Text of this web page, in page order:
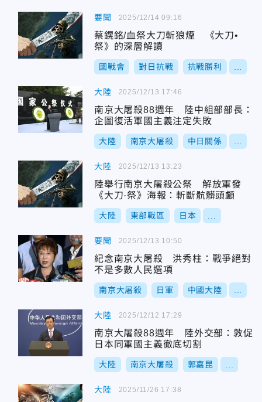
要聞
蔡鎤銘/血祭大刀斬狼煙 《大刀•
祭》的深層解讀
國戰會 對日抗戰 抗戰勝利
2025/12/14 09:16
大陸
南京大屠殺88週年 陸中組部部長：
企圖復活軍國主義注定失敗
大陸 南京大屠殺 中日關係
2025/12/13 17:46
大陸
陸舉行南京大屠殺公祭 解放軍發
《大刀·祭》海報：斬斷骯髒頭顱
大陸 東部戰區 日本
2025/12/13 13:23
要聞
紀念南京大屠殺 洪秀柱：戰爭絕對
不是多數人民選項
南京大屠殺 日軍 中國大陸
2025/12/13 10:50
大陸
南京大屠殺88週年 陸外交部：敦促
日本同軍國主義徹底切割
大陸 南京大屠殺 郭嘉昆
2025/12/12 17:29
大陸 2025/11/26 17:38